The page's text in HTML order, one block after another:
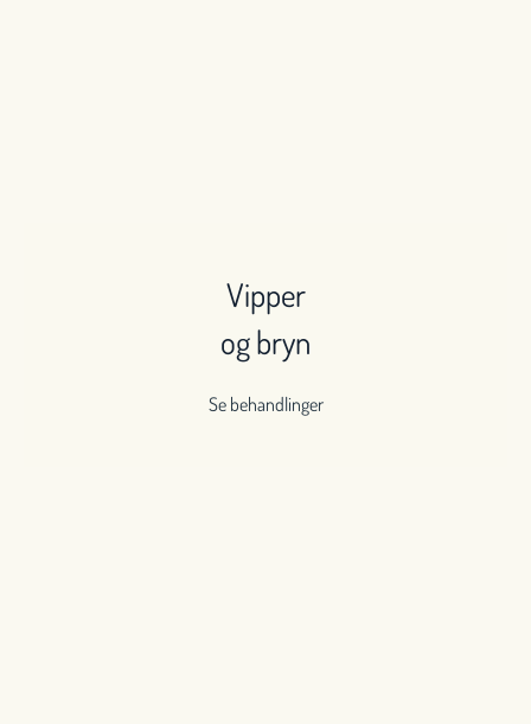
Vipper
og bryn
Se behandlinger